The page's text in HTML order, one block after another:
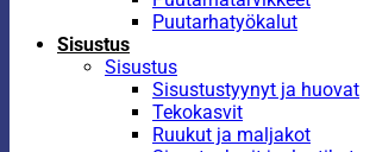
Puutarhatyökalut
Sisustus
Sisustus
Sisustustyynyt ja huovat
Tekokasvit
Ruukut ja maljakot